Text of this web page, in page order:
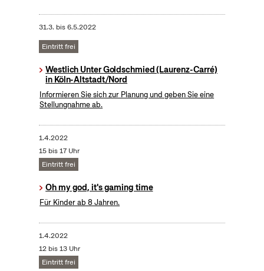
31.3. bis6.5.2022
Eintritt frei
Westlich Unter Goldschmied (Laurenz-Carré)
in Köln-Altstadt/Nord
Informieren Sie sich zur Planung und geben Sie eine
Stellungnahme ab.
1.4.2022
15 bis 17 Uhr
Eintritt frei
Oh my god, it's gaming time
Für Kinder ab 8 Jahren.
1.4.2022
12 bis 13 Uhr
Eintritt frei